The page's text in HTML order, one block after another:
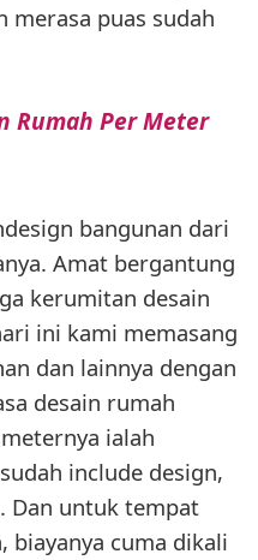
merasa puas sudah
Rumah Per Meter
bangunan dari
Amat bergantung
kerumitan desain
ini kami memasang
dan lainnya dengan
desain rumah
ialah
include design,
Dan untuk tempat
biayanya cuma dikali